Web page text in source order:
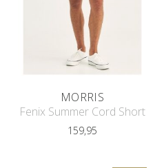
MORRIS
Fenix Summer Cord Short
159,95